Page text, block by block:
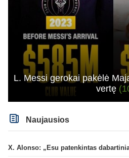
L. Messi gerokai pakėlė
vertę
Naujausios